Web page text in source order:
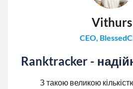
Vithurs
CEO,
Ranktracker -
З такою великою